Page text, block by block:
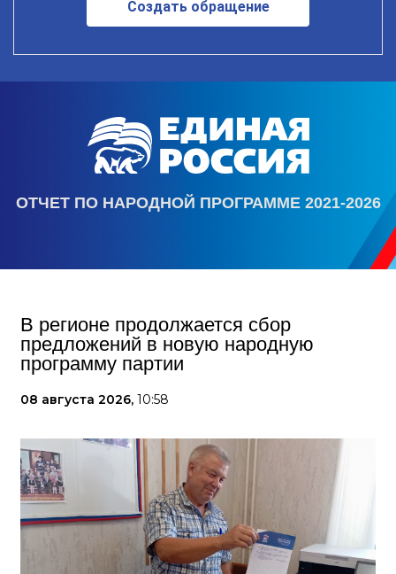
Создать обращение
ОТЧЕТ ПО НАРОДНОЙ ПРОГРАММЕ 2021-2026
В регионе продолжается сбор
предложений в новую народную
программу партии
08 августа 2026, 10:58